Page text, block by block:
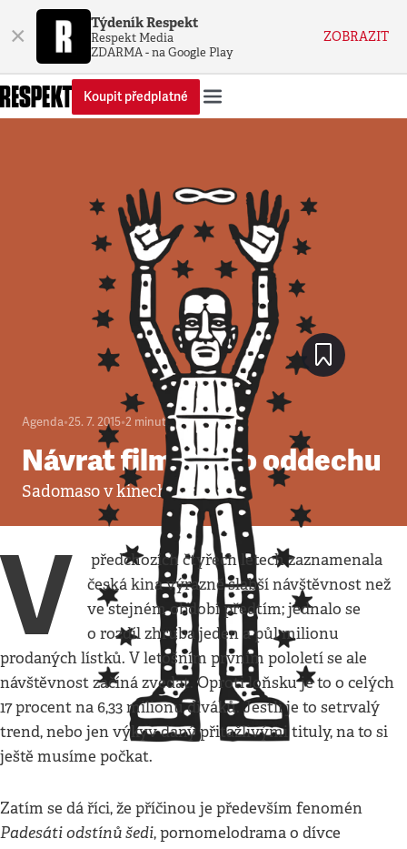
× Týdeník Respekt
Respekt Media
ZDARMA - na Google Play
ZOBRAZIT
Koupit předplatné
Agenda•25. 7. 2015•2 minuty
Návrat filmového oddechu
Sadomaso v kinech
V
předchozích čtyřech letech zaznamenala
česká kina výrazně slabší návštěvnost než
ve stejném období předtím; jednalo se
o rozdíl zhruba jeden a půl milionu
prodaných lístků. V letošním prvním pololetí se ale
návštěvnost začíná zvedat. Oproti loňsku je to o celých
17 procent na 6,33 milionu diváků. Jestli je to setrvalý
trend, nebo jen výkyv daný přitažlivými tituly, na to si
ještě musíme počkat.
Zatím se dá říci, že příčinou je především fenomén
Padesáti odstínů šedi, pornomelodrama o dívce